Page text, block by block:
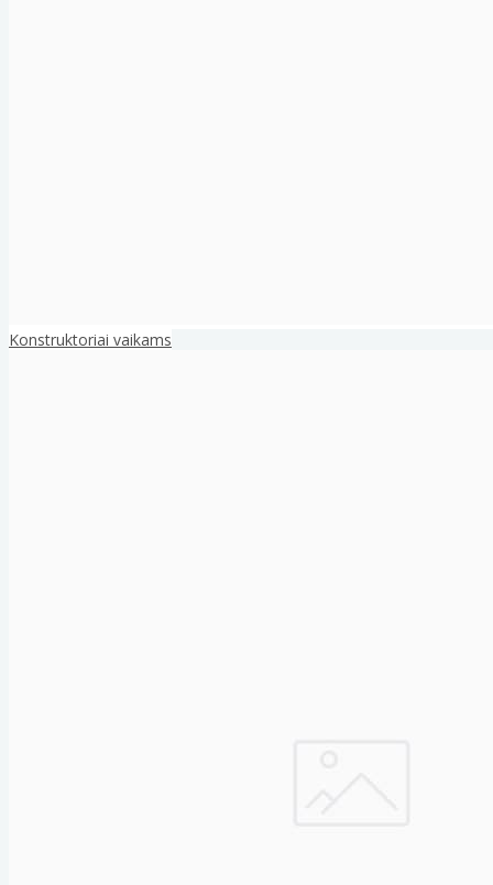
Konstruktoriai vaikams